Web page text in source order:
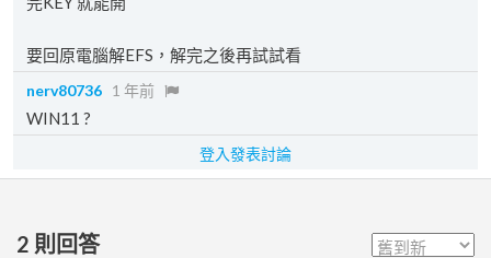
要回原電腦解EFS，解完之後再試試看
nerv80736 1 年前
WIN11 ?
登入發表討論
2 則回答